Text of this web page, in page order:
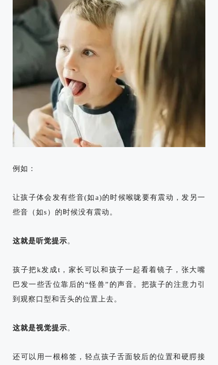
例如：
让孩子体会发有些音(如a)的时候喉咙要有震动，发另一
些音（如s）的时候没有震动。
这就是听觉提示。
孩子把k发成t，家长可以和孩子一起看着镜子，张大嘴
巴发一些舌位靠后的“怪兽”的声音。把孩子的注意力引
到观察口型和舌头的位置上去。
这就是视觉提示。
还可以用一根棉签，轻点孩子舌面较后的位置和硬腭接